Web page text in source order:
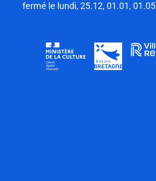
fermé le lundi, 25.12, 01.01, 01.05